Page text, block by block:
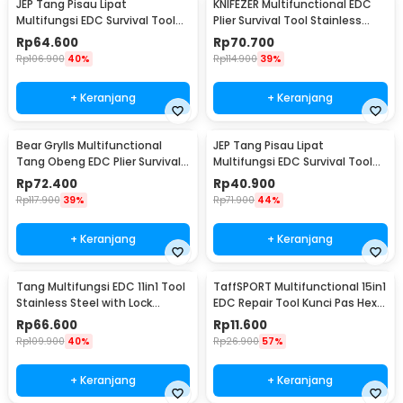
JEP Tang Pisau Lipat
Multifungsi EDC Survival Tool
Stainless Steel - MPA22S
Rp64.600
Rp106.900 40%
+ Keranjang
KNIFEZER Multifunctional EDC
Plier Survival Tool Stainless
Steel - MPA21
Rp70.700
Rp114.900 39%
+ Keranjang
Bear Grylls Multifunctional
Tang Obeng EDC Plier Survival
Tool - MPA19
Rp72.400
Rp117.900 39%
+ Keranjang
JEP Tang Pisau Lipat
Multifungsi EDC Survival Tool
Stainless Steel - MPA13
Rp40.900
Rp71.900 44%
+ Keranjang
Tang Multifungsi EDC 11in1 Tool
Stainless Steel with Lock
System - MPA01
Rp66.600
Rp109.900 40%
+ Keranjang
TaffSPORT Multifunctional 15in1
EDC Repair Tool Kunci Pas Hex
Obeng - HW0668
Rp11.600
Rp26.900 57%
+ Keranjang